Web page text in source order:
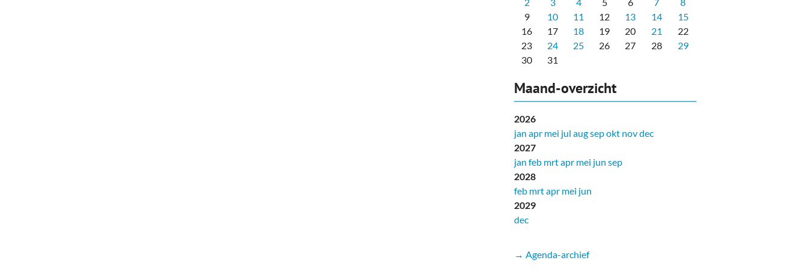
9
10 11 12 13 14
15
16
17 18 19 20 21
22
23
24 25 26 27 28
29
30
31
Maand-overzicht
2026
jan apr mei jul augsepokt novdec
2027
jan feb mrtapr mei jun sep
2028
feb mrtapr mei jun
2029
dec
→ Agenda-archief